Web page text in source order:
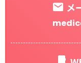
メ